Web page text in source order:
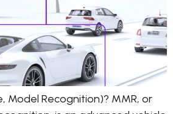
Model Recognition)? MMR, or